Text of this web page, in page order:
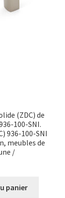
(ZDC) de
100-SNI.
936-100-SNI
meubles de
/
panier